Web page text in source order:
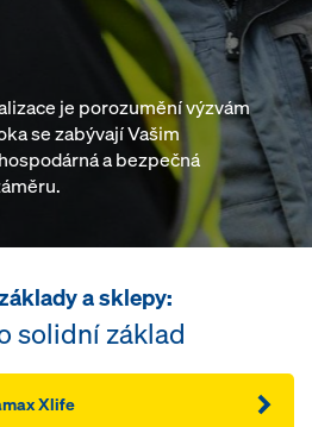
je porozumění výzvám
se zabývají Vašim
a bezpečná
a sklepy:
solidní základ
Xlife